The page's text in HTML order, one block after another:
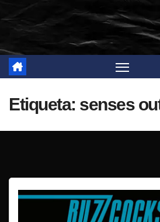
Etiqueta: senses